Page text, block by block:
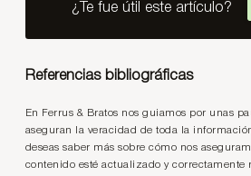
¿Te fue útil este artículo?
Referencias bibliográficas
En Ferrus & Bratos nos guiamos por unas
aseguran la veracidad de toda la
deseas saber más sobre cómo nos
contenido esté actualizado y correctamente